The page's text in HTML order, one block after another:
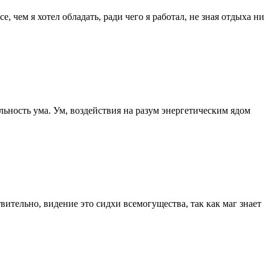
чем я хотел обладать, ради чего я работал, не зная отдыха ни
ума. Ум, воздействия на разум энергетическим ядом
видение это сидхи всемогущества, так как маг знает